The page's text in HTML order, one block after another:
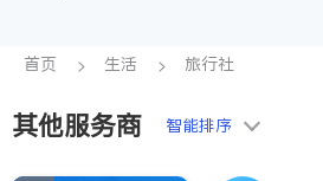
教育
非盈利组织
首页 生活 旅行社
其他服务商 智能排序